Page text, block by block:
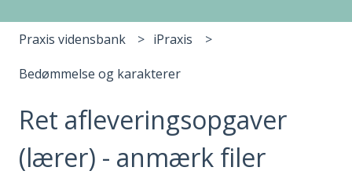
Praxis vidensbank iPraxis
Bedømmelse og karakterer
Ret afleveringsopgaver
(lærer) - anmærk filer